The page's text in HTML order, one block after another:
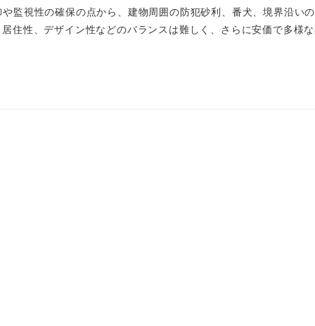
監視性の確保の点から、建物周囲の防犯砂利、番犬、境界沿い
住性、デザイン性などのバランスは難しく、さらに安価で多様